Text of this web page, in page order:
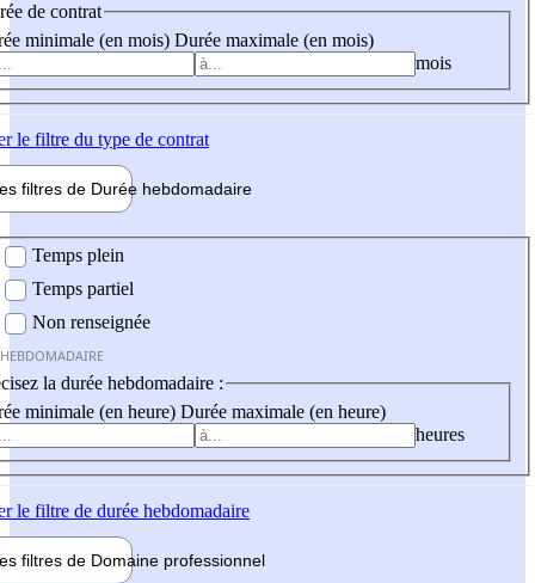
de contrat
minimale (en mois) Durée maximale (en mois)
mois
le filtre du type de contrat
filtres de Durée hebdomadaire
Temps plein
Temps partiel
Non renseignée
la durée hebdomadaire :
minimale (en heure) Durée maximale (en heure)
heures
le filtre de durée hebdomadaire
filtres de Domaine professionnel